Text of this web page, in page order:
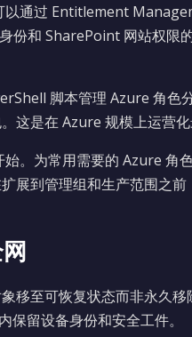
通过 Entitlement
份和 SharePoint 网站权限
脚本管理 Azure 角色
这是在 Azure 规模上运营化
。为常用需要的 Azure 角
展到管理组和生产范围之前
移至可恢复状态而非永久移
留设备身份和安全工件。